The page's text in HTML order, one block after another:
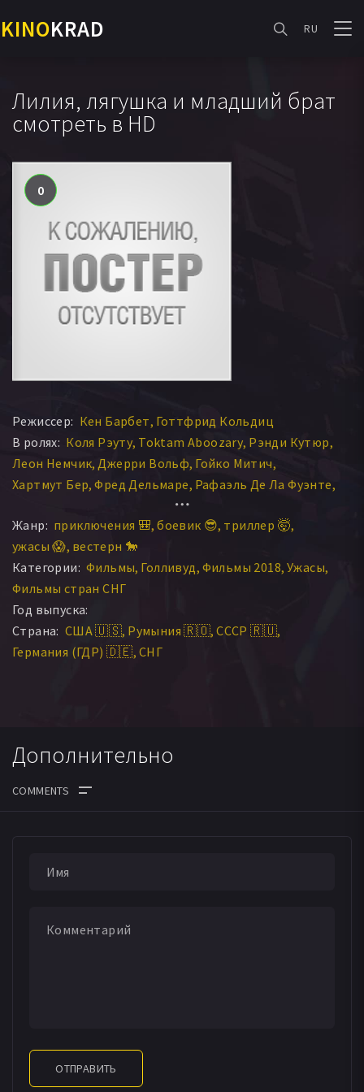
KINOKRAD RU
Лилия, лягушка и младший брат
смотреть в HD
0
Режиссер: Кен Барбет Готтфрид Кольдиц
В ролях: Коля Рэуту Toktam Aboozary Рэнди Кутюр
Леон Немчик Джерри Вольф Гойко Митич
Хартмут Бер Фред Дельмаре Рафаэль Де Ла Фуэнте
Уил Трэвэл
Алена Чехова Фред Людвиг Милан Бели
Эльза Грубе-Дайстер
Селеста Торсон Том Ривера
Жанр: приключения 🎒 боевик 😎 триллер 🤯
ужасы 😱 вестерн 🐎
Категории: Фильмы Голливуд Фильмы 2018 Ужасы
Фильмы стран СНГ
Год выпуска:
Страна: США 🇺🇸 Румыния 🇷🇴 СССР 🇷🇺
Германия (ГДР) 🇩🇪 СНГ
Дополнительно
ОТПРАВИТЬ